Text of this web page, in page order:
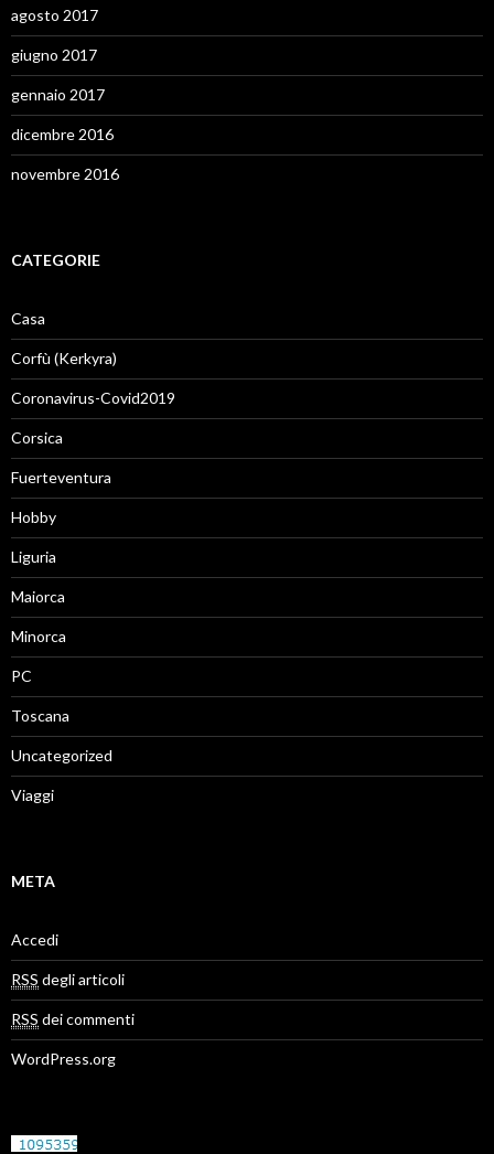
agosto 2017
giugno 2017
gennaio 2017
dicembre 2016
novembre 2016
CATEGORIE
Casa
Corfù (Kerkyra)
Coronavirus-Covid2019
Corsica
Fuerteventura
Hobby
Liguria
Maiorca
Minorca
PC
Toscana
Uncategorized
Viaggi
META
Accedi
RSS degli articoli
RSS dei commenti
WordPress.org